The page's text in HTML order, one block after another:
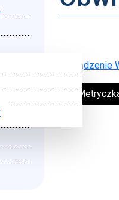
Zarządzenie
➔